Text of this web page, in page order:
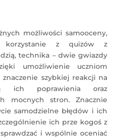
możliwości samooceny,
z quizów z
technika – dwie gwiazdy
umożliwienie uczniom
szybkiej reakcji na
ich poprawienia oraz
mocnych stron. Znacznie
samodzielne błędów i ich
ich prze kogoś z
i wspólnie oceniać